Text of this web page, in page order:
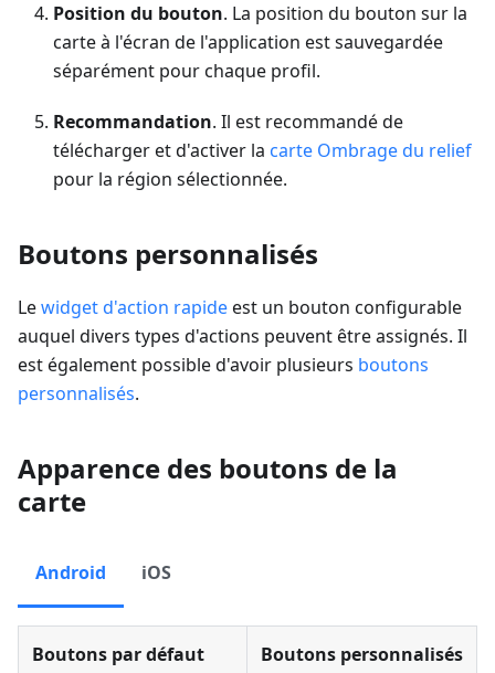
Position du bouton. La position du bouton sur la
carte à l'écran de l'application est sauvegardée
séparément pour chaque profil.
Recommandation. Il est recommandé de
télécharger et d'activer la carte Ombrage du relief
pour la région sélectionnée.
Boutons personnalisés
Lewidget d'action rapideest un bouton configurable
auquel divers types d'actions peuvent être assignés. Il
est également possible d'avoir plusieurs boutons
personnalisés.
Apparence des boutons de la
carte
Android iOS
Boutons par défaut Boutons personnalisés